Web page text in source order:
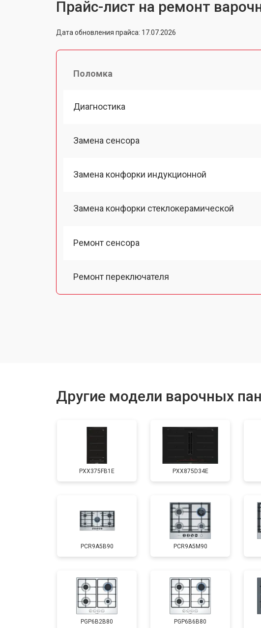
Прайс-лист на ремонт
Дата обновления прайса: 17.07.2026
Поломка
Диагностика
Замена сенсора
Замена конфорки индукционной
Замена конфорки стеклокерамической
Ремонт сенсора
Ремонт переключателя
Другие модели варочных
PXX375FB1E PXX875D34E
PCR9A5B90 PCR9A5M90
PGP6B2B80 PGP6B6B80